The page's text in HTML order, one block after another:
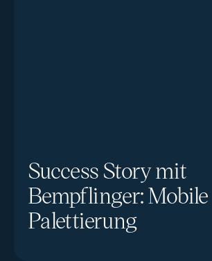
Success Story mit
Bempflinger: Mobile
Palettierung